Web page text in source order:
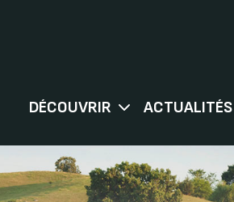
DÉCOUVRIR ACTUALITÉS